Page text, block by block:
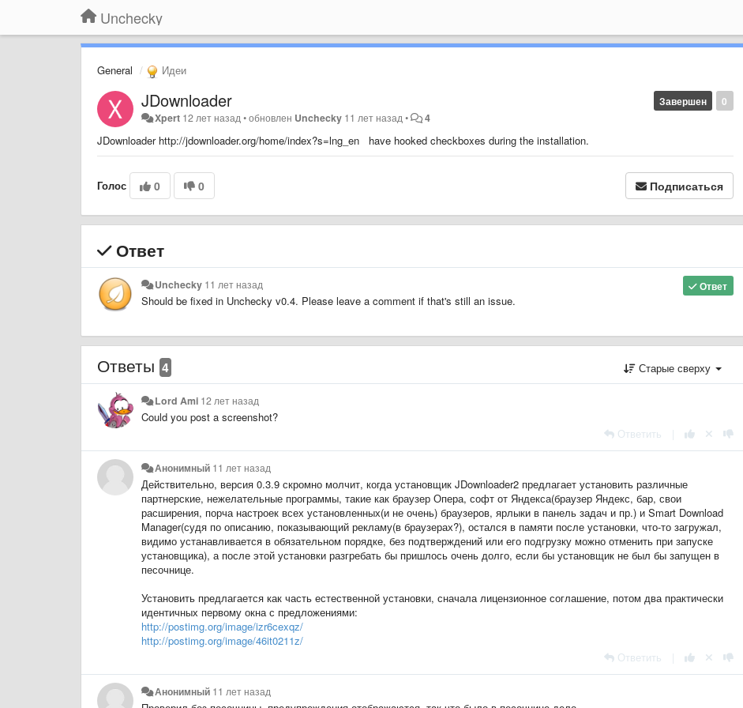
Unchecky
General Идеи
0
Завершен
JDownloader
Xpert 12 лет назад •обновлен Unchecky 11 лет назад • 4
JDownloader http://jdownloader.org/home/index?s=lng_en have hooked checkboxes during the installation.
Голос 0 0 Подписаться
Ответ
Ответ
Unchecky 11 лет назад
Should be fixed in Unchecky v0.4. Please leave a comment if that's still an issue.
Ответы 4 Старые сверху
Lord Ami 12 лет назад
Could you post a screenshot?
Ответить
Анонимный 11 лет назад
Действительно, версия 0.3.9 скромно молчит, когда установщик JDownloader2 предлагает установить различные
партнерские, нежелательные программы, такие как браузер Опера, софт от Яндекса(браузер Яндекс, бар, свои
расширения, порча настроек всех установленных(и не очень) браузеров, ярлыки в панель задач и пр.) и Smart Download
Manager(судя по описанию, показывающий рекламу(в браузерах?), остался в памяти после установки, что-то загружал,
видимо устанавливается в обязательном порядке, без подтверждений или его подгрузку можно отменить при запуске
установщика), а после этой установки разгребать бы пришлось очень долго, если бы установщик не был бы запущен в
песочнице.
Установить предлагается как часть естественной установки, сначала лицензионное соглашение, потом два практически
идентичных первому окна с предложениями:
http://postimg.org/image/izr6cexqz/
http://postimg.org/image/46it0211z/
Ответить
Анонимный 11 лет назад